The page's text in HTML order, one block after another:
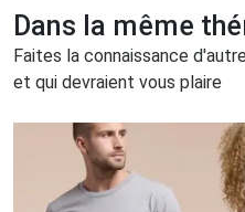
Dans la même
Faites la connaissance
et qui devraient vous plaire